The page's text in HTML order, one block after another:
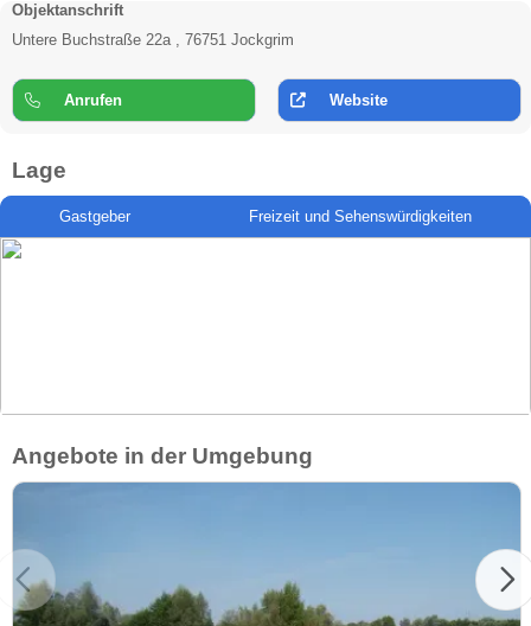
Objektanschrift
Untere Buchstraße 22a , 76751 Jockgrim
Anrufen Website
Lage
Gastgeber Freizeit und Sehenswürdigkeiten
Angebote in der Umgebung